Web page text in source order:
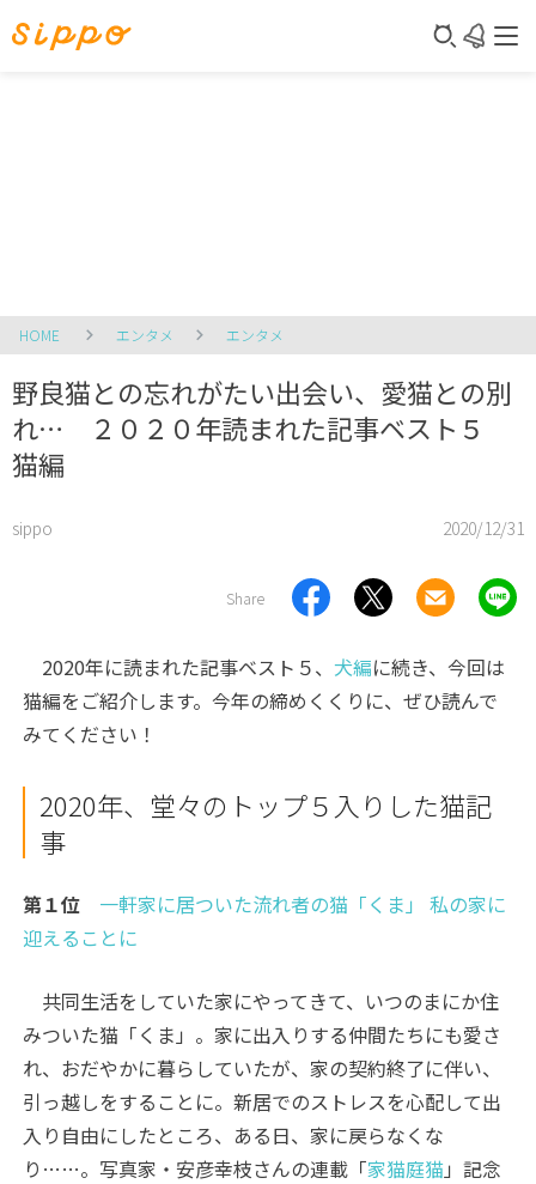
HOME エンタメ エンタメ
野良猫との忘れがたい出会い、愛猫との別
れ… ２０２０年読まれた記事ベスト５
猫編
sippo 2020/12/31
Share
2020年に読まれた記事ベスト５、犬編に続き、今回は
猫編をご紹介します。今年の締めくくりに、ぜひ読んで
みてください！
2020年、堂々のトップ５入りした猫記
事
第１位
一軒家に居ついた流れ者の猫「くま」 私の家に
迎えることに
共同生活をしていた家にやってきて、いつのまにか住
みついた猫「くま」。家に出入りする仲間たちにも愛さ
れ、おだやかに暮らしていたが、家の契約終了に伴い、
引っ越しをすることに。新居でのストレスを心配して出
入り自由にしたところ、ある日、家に戻らなくな
り……。写真家・安彦幸枝さんの連載「家猫庭猫」記念